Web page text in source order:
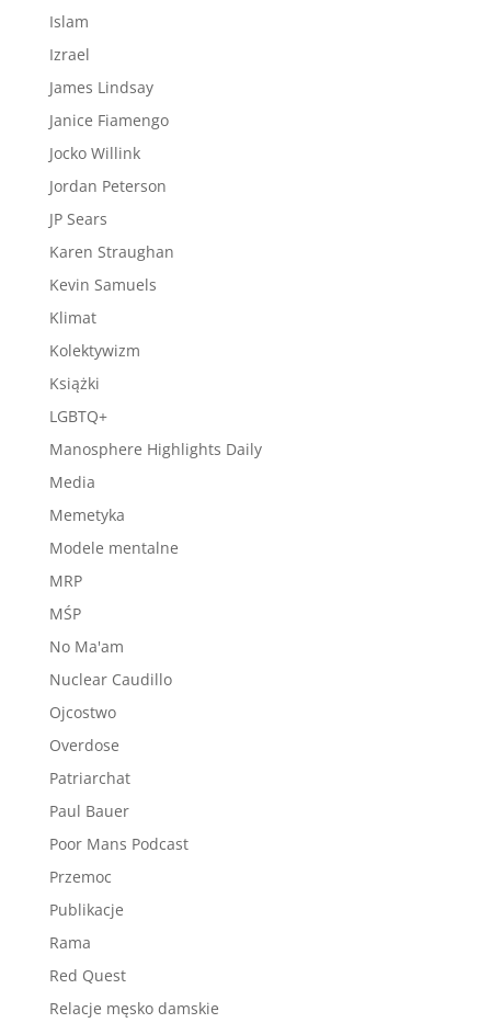
Islam
Izrael
James Lindsay
Janice Fiamengo
Jocko Willink
Jordan Peterson
JP Sears
Karen Straughan
Kevin Samuels
Klimat
Kolektywizm
Książki
LGBTQ+
Manosphere Highlights Daily
Media
Memetyka
Modele mentalne
MRP
MŚP
No Ma'am
Nuclear Caudillo
Ojcostwo
Overdose
Patriarchat
Paul Bauer
Poor Mans Podcast
Przemoc
Publikacje
Rama
Red Quest
Relacje męsko damskie